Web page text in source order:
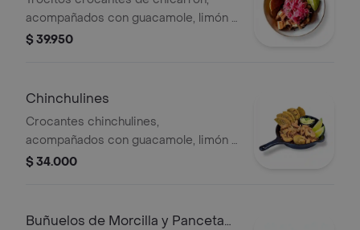
acompañados con guacamole, limón y
arepa de mote.
$ 39.950
Chinchulines
Crocantes chinchulines,
acompañados con guacamole, limón y
arepa de mote.
$ 34.000
Buñuelos de Morcilla y Panceta